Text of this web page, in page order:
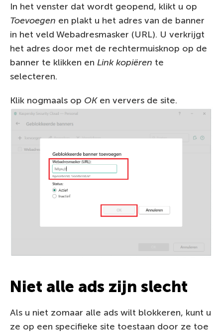
In het venster dat wordt geopend, klikt u op
Toevoegen en plakt u het adres van de banner
in het veld Webadresmasker (URL). U verkrijgt
het adres door met de rechtermuisknop op de
banner te klikken en Link kopiëren te
selecteren.
Klik nogmaals op OKen ververs de site.
Niet alle ads zijn slecht
Als u niet zomaar alle ads wilt blokkeren, kunt u
ze op een specifieke site toestaan door ze toe